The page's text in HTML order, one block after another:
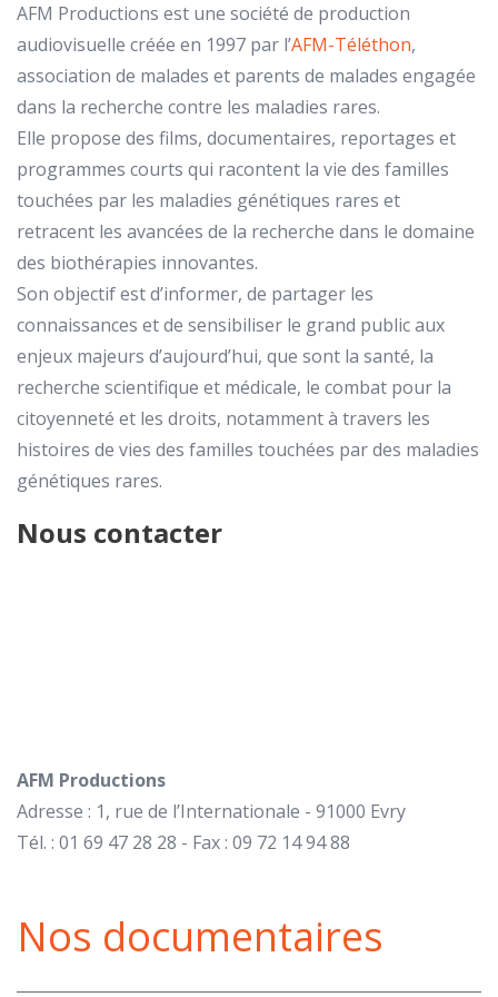
AFM Productions est une société de production
audiovisuelle créée en 1997 par l’AFM-Téléthon,
association de malades et parents de malades engagée
dans la recherche contre les maladies rares.
Elle propose des films, documentaires, reportages et
programmes courts qui racontent la vie des familles
touchées par les maladies génétiques rares et
retracent les avancées de la recherche dans le domaine
des biothérapies innovantes.
Son objectif est d’informer, de partager les
connaissances et de sensibiliser le grand public aux
enjeux majeurs d’aujourd’hui, que sont la santé, la
recherche scientifique et médicale, le combat pour la
citoyenneté et les droits, notamment à travers les
histoires de vies des familles touchées par des maladies
génétiques rares.
Nous contacter
AFM Productions
Adresse : 1, rue de l’Internationale - 91000 Evry
Tél. : 01 69 47 28 28 - Fax : 09 72 14 94 88
Nos documentaires